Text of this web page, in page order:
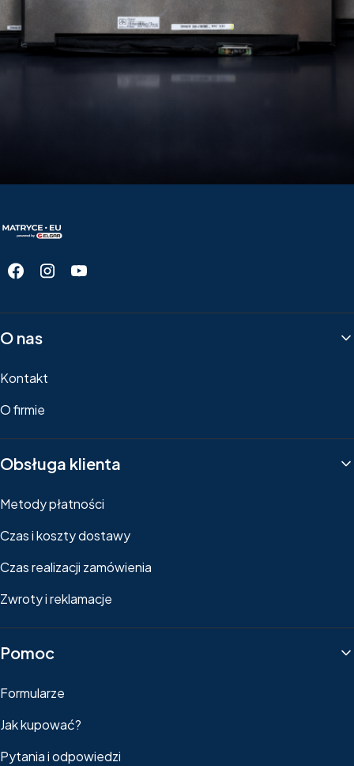
Linki w stopce
O nas
Kontakt
O firmie
Obsługa klienta
Metody płatności
Czas i koszty dostawy
Czas realizacji zamówienia
Zwroty i reklamacje
Pomoc
Formularze
Jak kupować?
Pytania i odpowiedzi